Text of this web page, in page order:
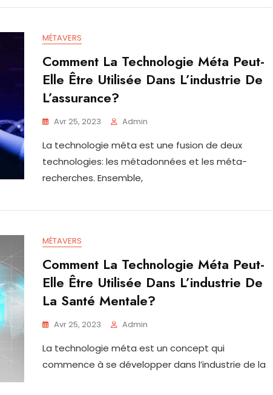
MÉTAVERS
Comment La Technologie Méta Peut-
Elle Être Utilisée Dans L’industrie De
L’assurance?
Avr 25, 2023 Admin
La technologie méta est une fusion de deux
technologies: les métadonnées et les méta-
recherches. Ensemble,
MÉTAVERS
Comment La Technologie Méta Peut-
Elle Être Utilisée Dans L’industrie De
La Santé Mentale?
Avr 25, 2023 Admin
La technologie méta est un concept qui
commence à se développer dans l’industrie de la